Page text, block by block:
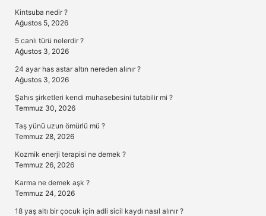
Kintsuba nedir ?
Ağustos 5, 2026
5 canlı türü nelerdir ?
Ağustos 3, 2026
24 ayar has astar altın nereden alınır ?
Ağustos 3, 2026
Şahıs şirketleri kendi muhasebesini tutabilir mi ?
Temmuz 30, 2026
Taş yünü uzun ömürlü mü ?
Temmuz 28, 2026
Kozmik enerji terapisi ne demek ?
Temmuz 26, 2026
Karma ne demek aşk ?
Temmuz 24, 2026
18 yaş altı bir çocuk için adli sicil kaydı nasıl alınır ?